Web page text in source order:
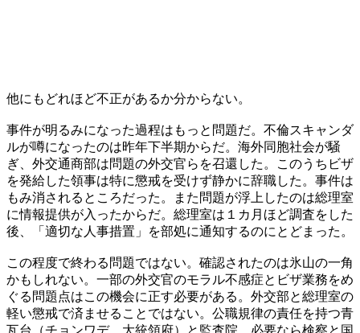
他にもどれほど不正があるか分からない。
事件が明るみになった過程はもっと問題だ。不倫スキャンダ
ルが噂になったのは昨年下半期からだ。海外同胞社会が騒
ぎ、外交通商部は問題の外交官らを召還した。このうちビザ
を発給した領事は特に懲戒を受けず静かに辞職した。事件は
もみ消されるところだった。また問題が浮上したのは総理室
に情報提供が入ったからだ。総理室は１カ月ほど調査をした
後、「適切な人事措置」を部処に通知するのにとどまった。
この程度で終わる問題ではない。確認されたのは氷山の一角
かもしれない。一部の外交官のモラル不感症とビザ業務をめ
ぐる問題点はこの機会に正す必要がある。外交部と総理室の
軽い懲戒で済ませることではない。公職規律の責任を持つ青
瓦台（チョンワデ、大統領府）と監査院、必要なら検察と国